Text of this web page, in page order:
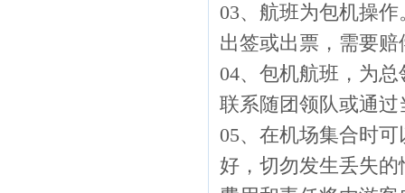
03、航班为包机操
出签或出票，需要
04、包机航班，为
联系随团领队或通
05、在机场集合时
好，切勿发生丢失